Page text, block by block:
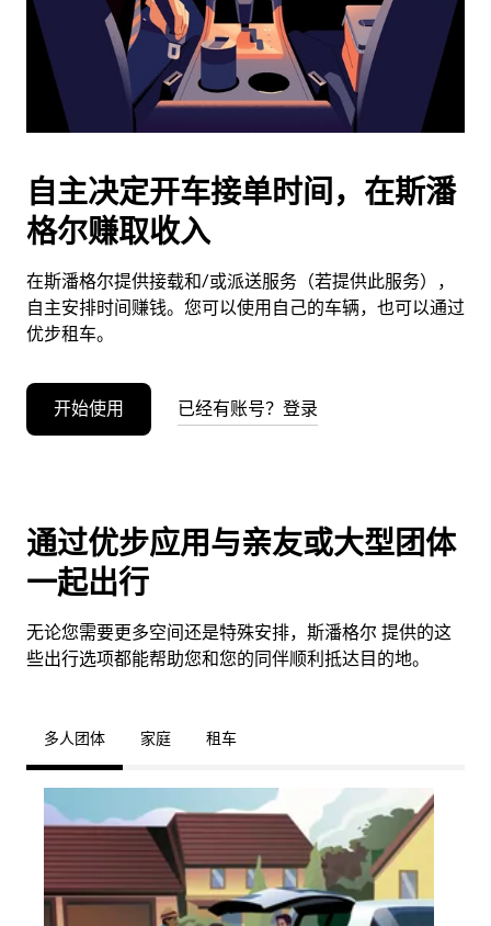
按
退
闭
日
历。
自主决定开车接单时间，在斯潘
格尔赚取收入
在斯潘格尔提供接载和/或派送服务（若提供此服务），
自主安排时间赚钱。您可以使用自己的车辆，也可以通过
优步租车。
开始使用 已经有账号？登录
通过优步应用与亲友或大型团体
一起出行
无论您需要更多空间还是特殊安排，斯潘格尔 提供的这
些出行选项都能帮助您和您的同伴顺利抵达目的地。
多人团体 家庭 租车